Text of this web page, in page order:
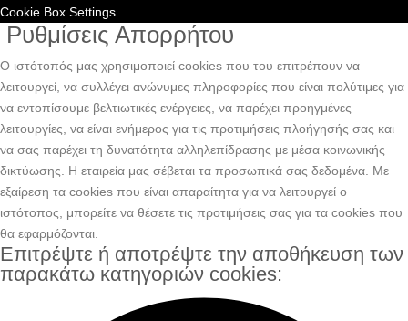
Cookie Box Settings
Ρυθμίσεις Απορρήτου
Ο ιστότοπός μας χρησιμοποιεί cookies που του επιτρέπουν να
λειτουργεί, να συλλέγει ανώνυμες πληροφορίες που είναι πολύτιμες για
να εντοπίσουμε βελτιωτικές ενέργειες, να παρέχει προηγμένες
λειτουργίες, να είναι ενήμερος για τις προτιμήσεις πλοήγησής σας και
να σας παρέχει τη δυνατότητα αλληλεπίδρασης με μέσα κοινωνικής
δικτύωσης. H εταιρεία μας σέβεται τα προσωπικά σας δεδομένα. Με
εξαίρεση τα cookies που είναι απαραίτητα για να λειτουργεί ο
ιστότοπος, μπορείτε να θέσετε τις προτιμήσεις σας για τα cookies που
θα εφαρμόζονται.
Επιτρέψτε ή αποτρέψτε την αποθήκευση των
παρακάτω κατηγοριών cookies: